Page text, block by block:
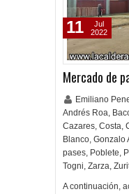
Mercado de
Emiliano
Andrés Roa,
Cazares, Costa,
Blanco, Gonzalo
pases, Poblete,
Togni, Zarza,
A continuación,
11
Jul
2022